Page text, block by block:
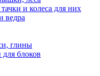
и колеса для них
ведра
глины
блоков